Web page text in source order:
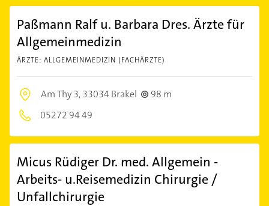
Paßmann Ralf u. Barbara Dres. Ärzte für
Allgemeinmedizin
ÄRZTE: ALLGEMEINMEDIZIN (FACHÄRZTE)
Am Thy 3,33034 Brakel
98 m
05272 94 49
Micus Rüdiger Dr. med. Allgemein -
Arbeits- u.Reisemedizin Chirurgie /
Unfallchirurgie